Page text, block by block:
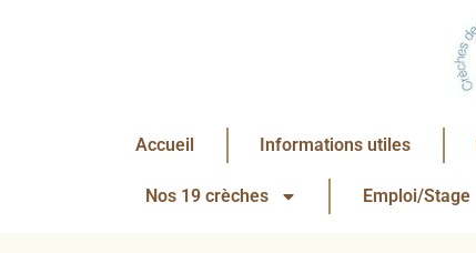
Accueil Informations utiles
Nos 19 crèches Emploi/Stage